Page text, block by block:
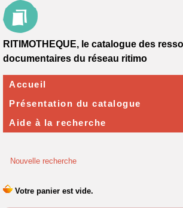
Nouvelle recherche
RITIMOTHEQUE, le catalogue des
documentaires du réseau ritimo
Accueil
Présentation du catalogue
Aide à la recherche